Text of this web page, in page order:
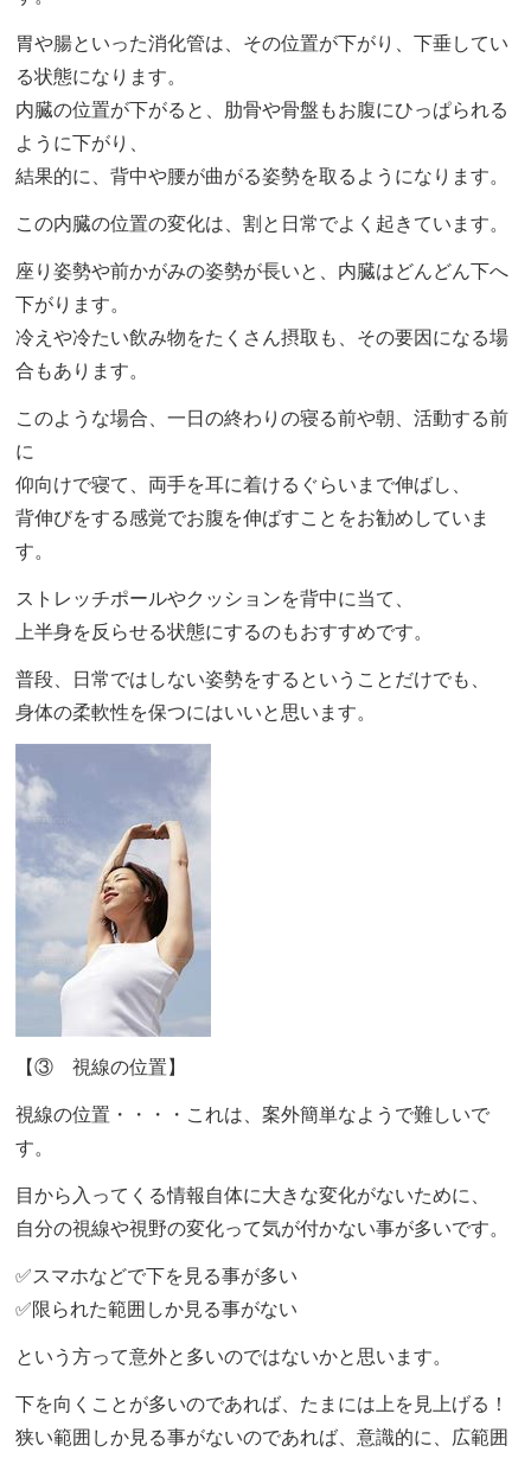
胃や腸といった消化管は、その位置が下がり、下垂してい
る状態になります。
内臓の位置が下がると、肋骨や骨盤もお腹にひっぱられる
ように下がり、
結果的に、背中や腰が曲がる姿勢を取るようになります。
この内臓の位置の変化は、割と日常でよく起きています。
座り姿勢や前かがみの姿勢が長いと、内臓はどんどん下へ
下がります。
冷えや冷たい飲み物をたくさん摂取も、その要因になる場
合もあります。
このような場合、一日の終わりの寝る前や朝、活動する前
に
仰向けで寝て、両手を耳に着けるぐらいまで伸ばし、
背伸びをする感覚でお腹を伸ばすことをお勧めしていま
す。
ストレッチポールやクッションを背中に当て、
上半身を反らせる状態にするのもおすすめです。
普段、日常ではしない姿勢をするということだけでも、
身体の柔軟性を保つにはいいと思います。
【③ 視線の位置】
視線の位置・・・・これは、案外簡単なようで難しいで
す。
目から入ってくる情報自体に大きな変化がないために、
自分の視線や視野の変化って気が付かない事が多いです。
✅スマホなどで下を見る事が多い
✅限られた範囲しか見る事がない
という方って意外と多いのではないかと思います。
下を向くことが多いのであれば、たまには上を見上げる！
狭い範囲しか見る事がないのであれば、意識的に、広範囲